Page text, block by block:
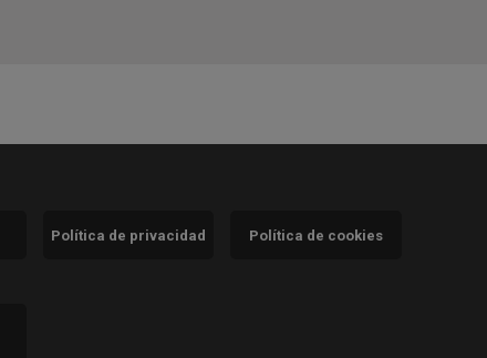
Política de privacidad Política de cookies